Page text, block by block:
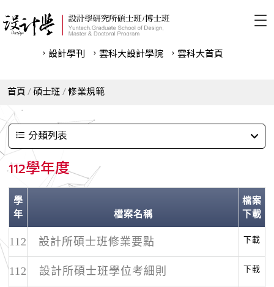
設計學刊 雲科⼤設計學院 雲科⼤首頁
首頁 碩士班 修業規範
分類列表
112學年度
學
年
檔案名稱
檔案
下載
112 設計所碩士班修業要點 下載
112 設計所碩士班學位考細則 下載